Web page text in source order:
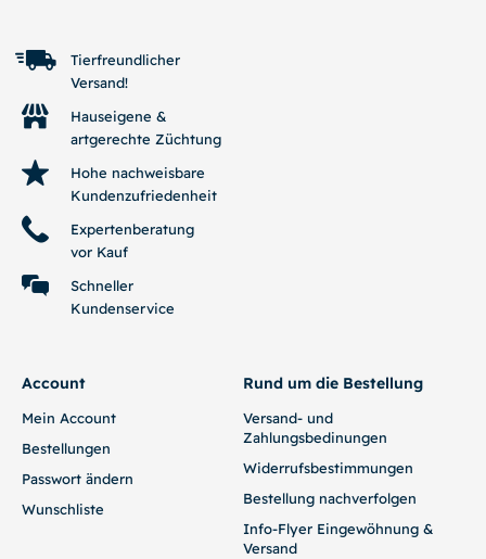
Tierfreundlicher
Versand!
Hauseigene &
artgerechte Züchtung
Hohe nachweisbare
Kundenzufriedenheit
Expertenberatung
vor Kauf
Schneller
Kundenservice
Account
Mein Account
Bestellungen
Passwort ändern
Wunschliste
Rund um die Bestellung
Versand- und
Zahlungsbedinungen
Widerrufsbestimmungen
Bestellung nachverfolgen
Info-Flyer Eingewöhnung &
Versand